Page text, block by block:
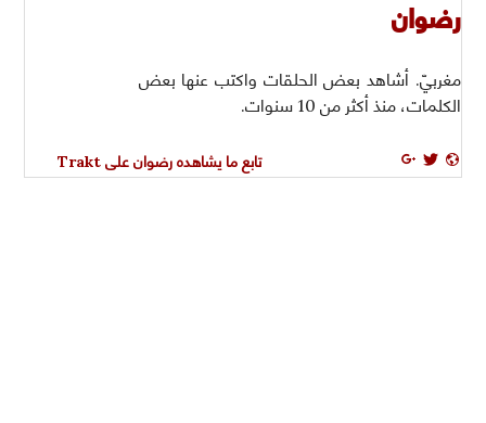
رضوان
مغربيّ. أشاهد بعض الحلقات واكتب عنها بعض
الكلمات، منذ أكثر من 10 سنوات.
تابع ما يشاهده رضوان على Trakt